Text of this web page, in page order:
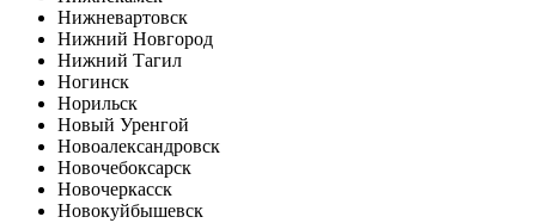
Нижневартовск
Нижний Новгород
Нижний Тагил
Ногинск
Норильск
Новый Уренгой
Новоалександровск
Новочебоксарск
Новочеркасск
Новокуйбышевск